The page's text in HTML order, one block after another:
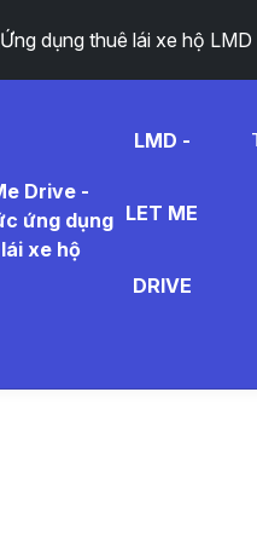
Ứng dụng thuê lái xe hộ LMD
LMD -
LET ME
DRIVE
-